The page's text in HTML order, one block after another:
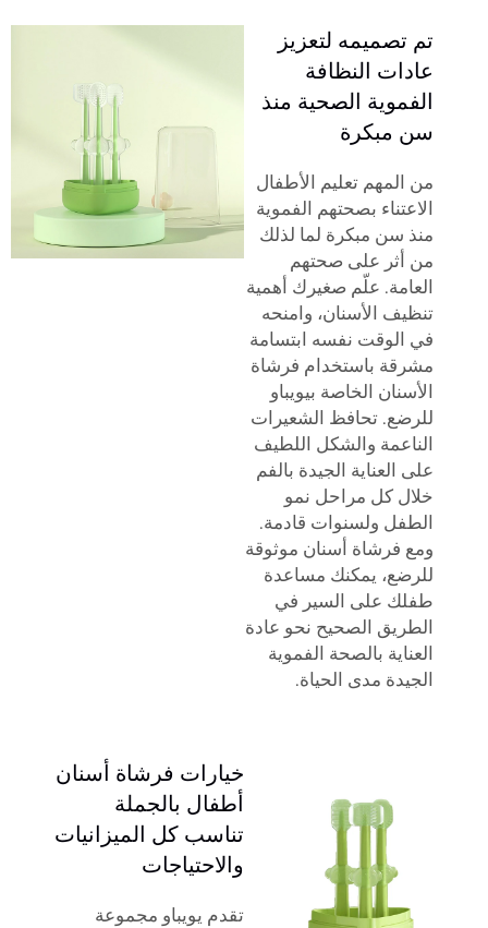
تم تصميمه لتعزيز
عادات النظافة
الفموية الصحية منذ
سن مبكرة
من المهم تعليم الأطفال
الاعتناء بصحتهم الفموية
منذ سن مبكرة لما لذلك
من أثر على صحتهم
العامة. علّم صغيرك أهمية
تنظيف الأسنان، وامنحه
في الوقت نفسه ابتسامة
مشرقة باستخدام فرشاة
الأسنان الخاصة بيويباو
للرضع. تحافظ الشعيرات
الناعمة والشكل اللطيف
على العناية الجيدة بالفم
خلال كل مراحل نمو
الطفل ولسنوات قادمة.
ومع فرشاة أسنان موثوقة
للرضع، يمكنك مساعدة
طفلك على السير في
الطريق الصحيح نحو عادة
العناية بالصحة الفموية
الجيدة مدى الحياة.
خيارات فرشاة أسنان
أطفال بالجملة
تناسب كل الميزانيات
والاحتياجات
تقدم يويباو مجموعة